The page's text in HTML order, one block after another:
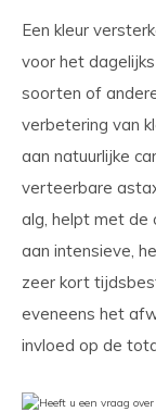
Een kleur
voor het
soorten of
verbetering van
aan natuurlijke
verteerbare
alg, helpt met de
aan intensieve,
zeer kort
eveneens het
invloed op de